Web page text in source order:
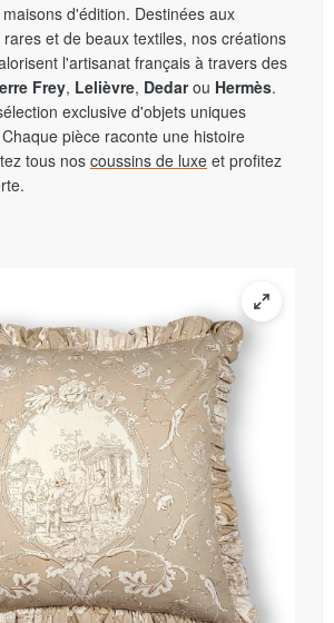
d'édition. Destinées aux
et de beaux textiles, nos créations
l'artisanat français à travers des
Frey, Lelièvre, Dedarou Hermès.
exclusive d'objets uniques
pièce raconte une histoire
tous nos coussins de luxe et profitez